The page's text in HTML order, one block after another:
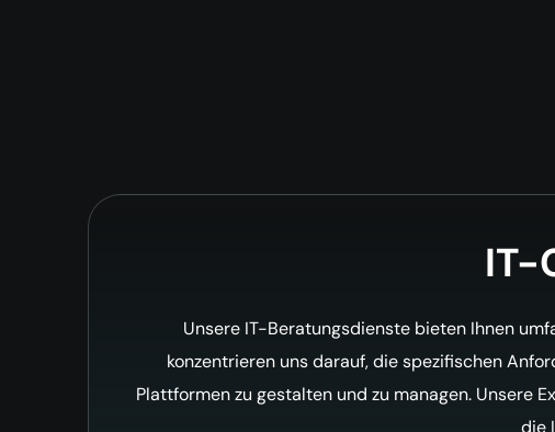
IT-
Unsere IT-Beratungsdienste bieten Ihnen
konzentrieren uns darauf, die spezifischen
Plattformen zu gestalten und zu managen. Unsere
die